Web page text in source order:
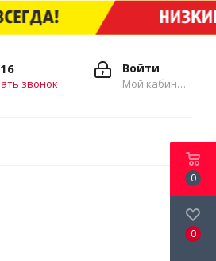
Войти
Мой кабинет
звонок
0
0